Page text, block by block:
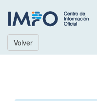
Volver